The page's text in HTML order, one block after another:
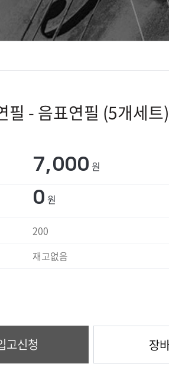
필 - 음표연필 (5개세트)
7,000 원
0 원
200
재고없음
고신청 장